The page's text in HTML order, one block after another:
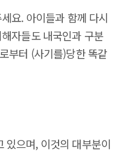
요. 아이들과 함께 다시
자들도 내국인과 구분
부터 (사기를)당한 똑같
있으며, 이것의 대부분이